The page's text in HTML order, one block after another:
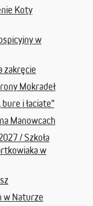
Koty
w
zakręcie
Mokradeł
i łaciate"
Manowcach
/ Szkoła
w
w Naturze